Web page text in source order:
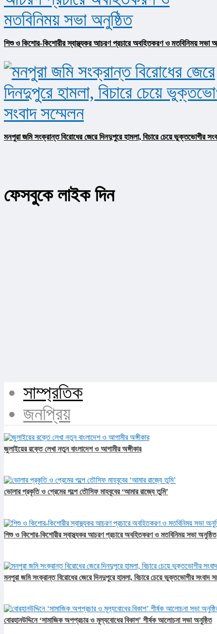
শিশু ও কিশোর-কিশোরীর স্বাস্থ্যকর আচরণ প্রচারে অবহিতকরণ ও মতবিনিময় সভা
মনপুরা জমি সংক্রান্ত বিরোধের জেরে দিনদুপুরে হামলা, বিচারে চেয়ে ভুক্তভোগীর
ফেসবুকে লাইক দিন
সাম্প্রতিক
জনপ্রিয়
জুলাইয়ের রক্তে লেখা নতুন বাংলাদেশ ও আগামীর অঙ্গীকার​
ভোলার প্রকৃতি ও প্রেমের গল্পে তৌসিফ মাহবুবের ‘আমার রাজ্যে তুমি’
শিশু ও কিশোর-কিশোরীর স্বাস্থ্যকর আচরণ প্রচারে অবহিতকরণ ও মতবিনিময় সভা অনুষ্ঠিত
মনপুরা জমি সংক্রান্ত বিরোধের জেরে দিনদুপুরে হামলা, বিচারে চেয়ে ভুক্তভোগীর সংবাদ
বোরহানউদ্দিনে ‘সামাজিক অপপ্রচার ও মূল্যবোধের বিকাশ’ শীর্ষক আলোচনা সভা অনুষ্ঠিত